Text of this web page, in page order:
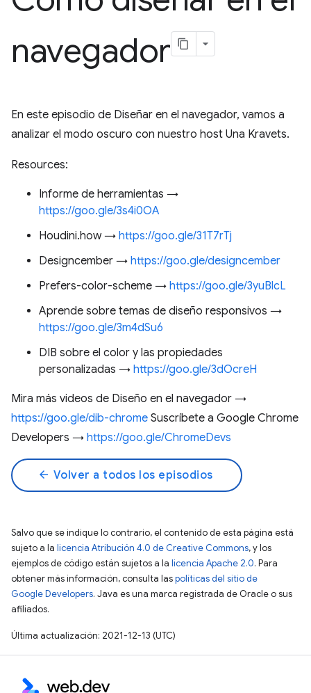
navegador
En este episodio de Diseñar en el navegador, vamos a
analizar el modo oscuro con nuestro host Una Kravets.
Resources:
Informe de herramientas →
https://goo.gle/3s4i0OA
Houdini.how → https://goo.gle/31T7rTj
Designcember → https://goo.gle/designcember
Prefers-color-scheme → https://goo.gle/3yuBlcL
Aprende sobre temas de diseño responsivos →
https://goo.gle/3m4dSu6
DIB sobre el color y las propiedades
personalizadas → https://goo.gle/3dOcreH
Mira más videos de Diseño en el navegador →
https://goo.gle/dib-chrome Suscríbete a Google Chrome
Developers → https://goo.gle/ChromeDevs
arrow_back Volver a todos los episodios
Salvo que se indique lo contrario, el contenido de esta página está
sujeto a la licencia Atribución 4.0 de Creative Commons, y los
ejemplos de código están sujetos a la licencia Apache 2.0. Para
obtener más información, consulta laspolíticas del sitio de
Google Developers. Java es una marca registrada de Oracle o sus
afiliados.
Última actualización: 2021-12-13 (UTC)